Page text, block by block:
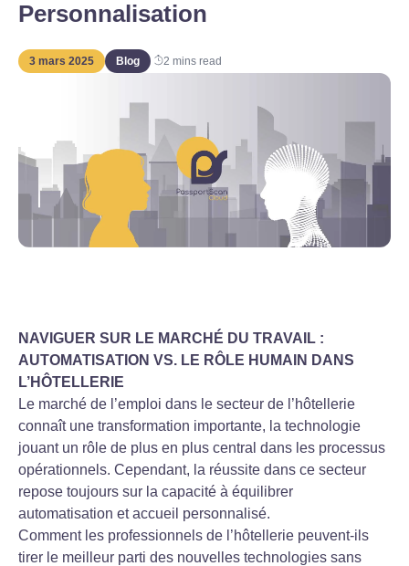
Personnalisation
3 mars 2025 Blog 2 mins read
NAVIGUER SUR LE MARCHÉ DU TRAVAIL :
AUTOMATISATION VS. LE RÔLE HUMAIN DANS
L’HÔTELLERIE
Le marché de l’emploi dans le secteur de l’hôtellerie
connaît une transformation importante, la technologie
jouant un rôle de plus en plus central dans les processus
opérationnels. Cependant, la réussite dans ce secteur
repose toujours sur la capacité à équilibrer
automatisation et accueil personnalisé.
Comment les professionnels de l’hôtellerie peuvent-ils
tirer le meilleur parti des nouvelles technologies sans